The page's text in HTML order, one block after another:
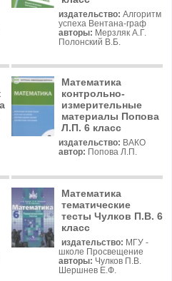
издательство: Алгоритм
успеха Вентана-граф
авторы: Мерзляк А.Г.
Полонский В.Б.
Математика
контрольно-
измерительные
материалы Попова
Л.П. 6 класс
издательство: ВАКО
автор: Попова Л.П.
Математика
тематические
тесты Чулков П.В. 6
класс
издательство: МГУ -
школе Просвещение
авторы: Чулков П.В.
Шершнев Е.Ф.